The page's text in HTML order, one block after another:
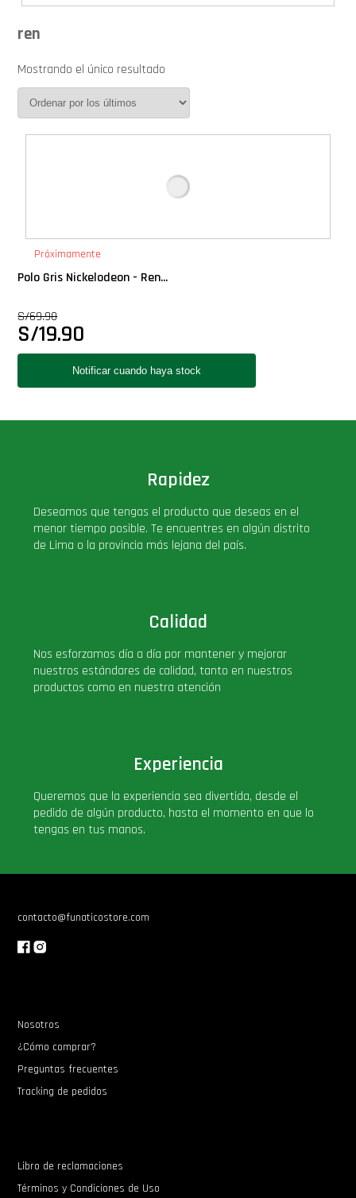
Calendario de Adviento
Cover Pop!
Exclusivos
Gift Cards
Llaveros Pop
Moments
Movie Poster
PLUS!
Plush
Pop Rides
PRÓXIMAMENTE
ren
Mostrando el único resultado
Próximamente
Polo Gris Nickelodeon - Ren...
S/69.90
S/19.90
Rapidez
Deseamos que tengas el producto que deseas en el
menor tiempo posible. Te encuentres en algún distrito
de Lima o la provincia más lejana del país.
Calidad
Nos esforzamos día a día por mantener y mejorar
nuestros estándares de calidad, tanto en nuestros
productos como en nuestra atención
Experiencia
Queremos que la experiencia sea divertida, desde el
pedido de algún producto, hasta el momento en que lo
tengas en tus manos.
contacto@funaticostore.com
Nosotros
¿Cómo comprar?
Preguntas frecuentes
Tracking de pedidos
Libro de reclamaciones
Términos y Condiciones de Uso